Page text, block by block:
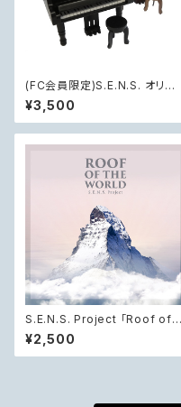
(FC会員限定)S.E.N.S. オリジ
ナル・ 木製ピアノ型オルゴール
(椅子付き)
¥3,500
S.E.N.S. Project 「Roof of t
he World - 中国CCTVドキュ
メンタリー『第三極』オリジナル・
サウンドトラック」
¥2,500